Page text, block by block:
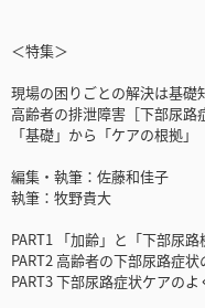
＜特集＞
現場の困りごとの解決は基礎
高齢者の排泄障害［下部尿路
「基礎」から「ケアの根拠
編集・執筆：佐藤和佳子
執筆：牧野貴大
PART1 「加齢」と「下部尿
PART2 高齢者の下部尿路症
PART3 下部尿路症状ケアの